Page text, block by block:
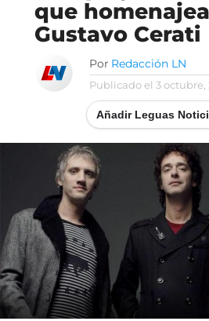
que
Gustavo Cerati
Por Redacción LN
Publicado el 3 octubre,
Añadir Leguas